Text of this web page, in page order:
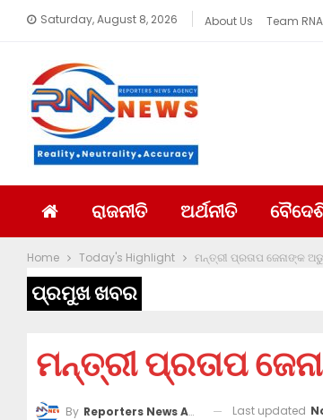
Saturday, August 8, 2026 About Us Team RNA
ରାଜନୀତି ଅର୍ଥନୀତି
Home Today's Highlight ମନ୍ତ୍ରୀ ପ୍ରତାପ ଜେନାଙ୍କ
ପ୍ରମୁଖ ଖବର
ମନ୍ତ୍ରୀ ପ୍ରତାପ
By Reporters News Agency Last updated